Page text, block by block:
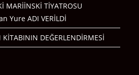
MARİİNSKİ TİYATROSU
Yure ADI VERİLDİ
KİTABININ DEĞERLENDİRMESİ